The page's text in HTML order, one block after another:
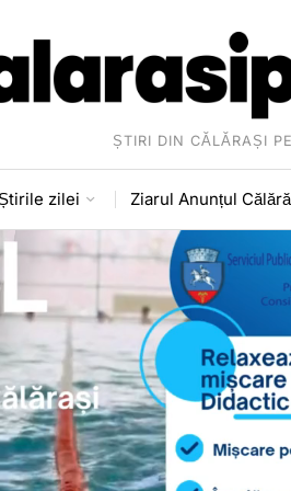
ȘTIRI DIN CĂLĂRAȘI
zilei Ziarul Anunțul